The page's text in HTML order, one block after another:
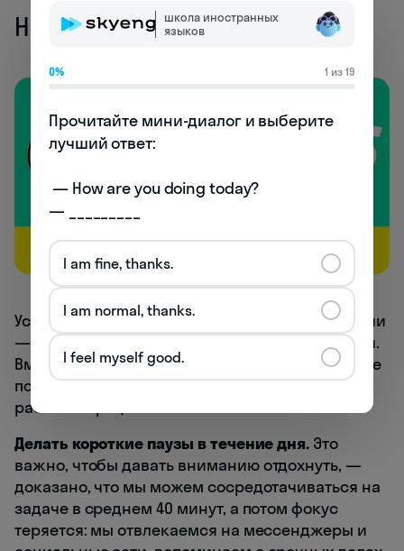
Начинаем отдыхать
Устроить сиесту посреди рабочего дня в России
— заманчивая, но сложная в реализации идея.
Вместо этого делимся инструментами, которые
помогут отдыхать так, чтобы не вредить
рабочим процессам.
Делать короткие паузы в течение дня. Это
важно, чтобы давать вниманию отдохнуть, —
доказано, что мы можем сосредотачиваться на
задаче в среднем 40 минут, а потом фокус
теряется: мы отвлекаемся на мессенджеры и
школа иностранных
языков
0% 1 из 19
Прочитайте мини-диалог и выберите
лучший ответ:
— _________
I am fine, thanks.
I am normal, thanks.
I feel myself good.